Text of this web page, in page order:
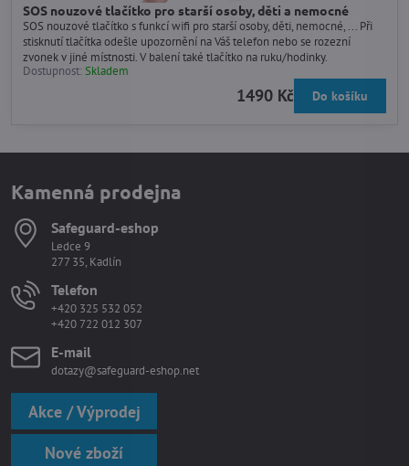
SOS nouzové tlačítko pro starší osoby, děti a nemocné
SOS nouzové tlačítko s funkcí wifi pro starší osoby, děti, nemocné, ... Při
stisknutí tlačítka odešle upozornění na Váš telefon nebo se rozezní
zvonek v jiné místnosti. V balení také tlačítko na ruku/hodinky.
Dostupnost:Skladem
1490 Kč Do košíku
Kamenná prodejna
Safeguard-eshop
Ledce 9
277 35, Kadlín
Telefon
+420 325 532 052
+420 722 012 307
E-mail
dotazy@safeguard-eshop.net
Akce / Výprodej
Nové zboží